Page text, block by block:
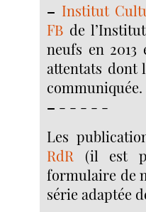
– Institut
FB de
neufs en
attentats dont
communiquée.
– - - - - -
Les
RdR (il est
formulaire de
série adaptée